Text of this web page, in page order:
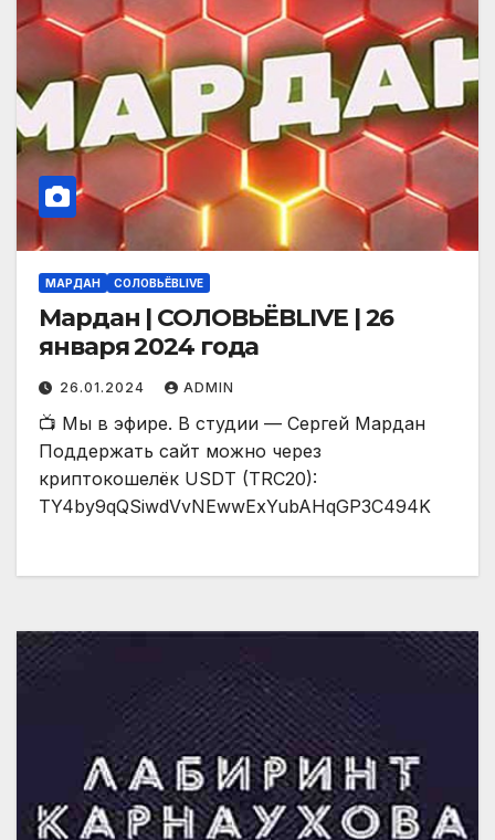
МАРДАН СОЛОВЬЁВLIVE
Мардан | СОЛОВЬЁВLIVE | 26
января 2024 года
26.01.2024 ADMIN
📺 Мы в эфире. В студии — Сергей Мардан
Поддержать сайт можно через
криптокошелёк USDT (TRC20):
TY4by9qQSiwdVvNEwwExYubAHqGP3C494K